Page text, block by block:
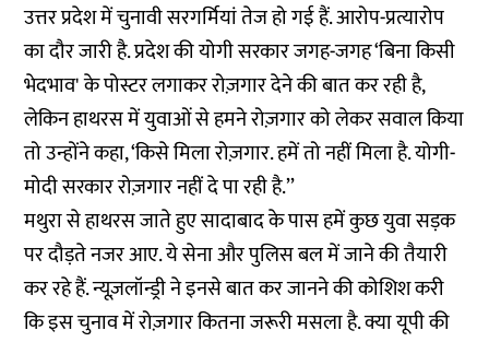
उत्तर प्रदेश में चुनावी सरगर्मियां तेज हो गई हैं. आरोप-प्रत्यारोप
का दौर जारी है. प्रदेश की योगी सरकार जगह-जगह ‘बिना किसी
भेदभाव' के पोस्टर लगाकर रोज़गार देने की बात कर रही है,
लेकिन हाथरस में युवाओं से हमने रोज़गार को लेकर सवाल किया
तो उन्होंने कहा, ‘किसे मिला रोज़गार. हमें तो नहीं मिला है. योगी-
मोदी सरकार रोज़गार नहीं दे पा रही है.’’
मथुरा से हाथरस जाते हुए सादाबाद के पास हमें कुछ युवा सड़क
पर दौड़ते नजर आए. ये सेना और पुलिस बल में जाने की तैयारी
कर रहे हैं. न्यूज़लॉन्ड्री ने इनसे बात कर जानने की कोशिश करी
कि इस चुनाव में रोज़गार कितना जरूरी मसला है. क्या यूपी की